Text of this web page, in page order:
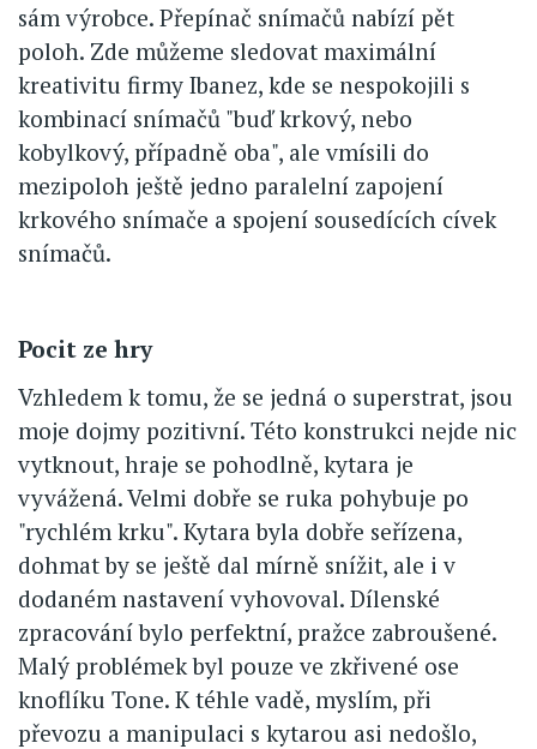
sám výrobce. Přepínač snímačů nabízí pět
poloh. Zde můžeme sledovat maximální
kreativitu firmy Ibanez, kde se nespokojili s
kombinací snímačů "buď krkový, nebo
kobylkový, případně oba", ale vmísili do
mezipoloh ještě jedno paralelní zapojení
krkového snímače a spojení sousedících cívek
snímačů.
Pocit ze hry
Vzhledem k tomu, že se jedná o superstrat, jsou
moje dojmy pozitivní. Této konstrukci nejde nic
vytknout, hraje se pohodlně, kytara je
vyvážená. Velmi dobře se ruka pohybuje po
"rychlém krku". Kytara byla dobře seřízena,
dohmat by se ještě dal mírně snížit, ale i v
dodaném nastavení vyhovoval. Dílenské
zpracování bylo perfektní, pražce zabroušené.
Malý problémek byl pouze ve zkřivené ose
knoflíku Tone. K téhle vadě, myslím, při
převozu a manipulaci s kytarou asi nedošlo,